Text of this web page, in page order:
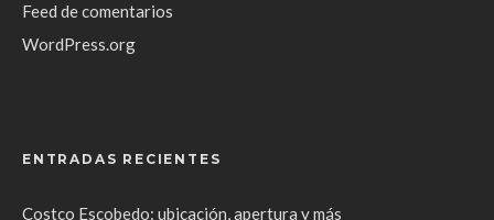
Feed de comentarios
WordPress.org
ENTRADAS RECIENTES
Costco Escobedo: ubicación, apertura y más